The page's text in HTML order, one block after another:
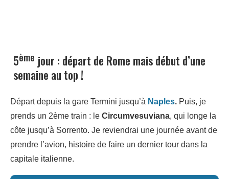
5ème jour : départ de Rome mais début d’une
semaine au top !
Départ depuis la gare Termini jusqu’à Naples. Puis, je
prends un 2ème train : le Circumvesuviana, qui longe la
côte jusqu’à Sorrento. Je reviendrai une journée avant de
prendre l’avion, histoire de faire un dernier tour dans la
capitale italienne.